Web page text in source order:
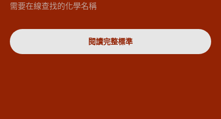
需要在線查找的化學名稱
閱讀完整標準